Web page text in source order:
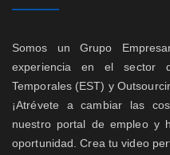
Somos un Grupo
experiencia en el sector
Temporales (EST) y
¡Atrévete a cambiar las
nuestro portal de empleo y
oportunidad. Crea tu video